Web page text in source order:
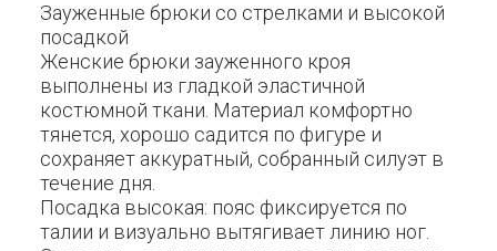
Зауженные брюки со стрелками и высокой
посадкой
Женские брюки зауженного кроя
выполнены из гладкой эластичной
костюмной ткани. Материал комфортно
тянется, хорошо садится по фигуре и
сохраняет аккуратный, собранный силуэт в
течение дня.
Посадка высокая: пояс фиксируется по
талии и визуально вытягивает линию ног.